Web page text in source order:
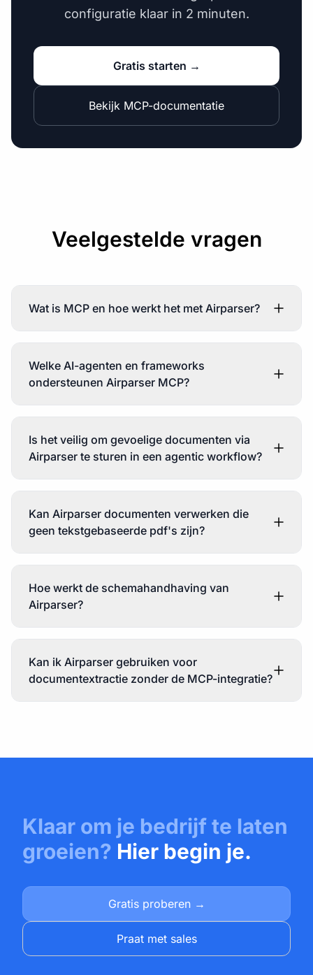
configuratie klaar in 2 minuten.
Gratis starten →
Bekijk MCP-documentatie
Veelgestelde vragen
Wat is MCP en hoe werkt het met Airparser?
Welke AI-agenten en frameworks
ondersteunen Airparser MCP?
Is het veilig om gevoelige documenten via
Airparser te sturen in een agentic workflow?
Kan Airparser documenten verwerken die
geen tekstgebaseerde pdf's zijn?
Hoe werkt de schemahandhaving van
Airparser?
Kan ik Airparser gebruiken voor
documentextractie zonder de MCP-integratie?
Klaar om je bedrijf te laten
groeien? Hier begin je.
Gratis proberen →
Praat met sales